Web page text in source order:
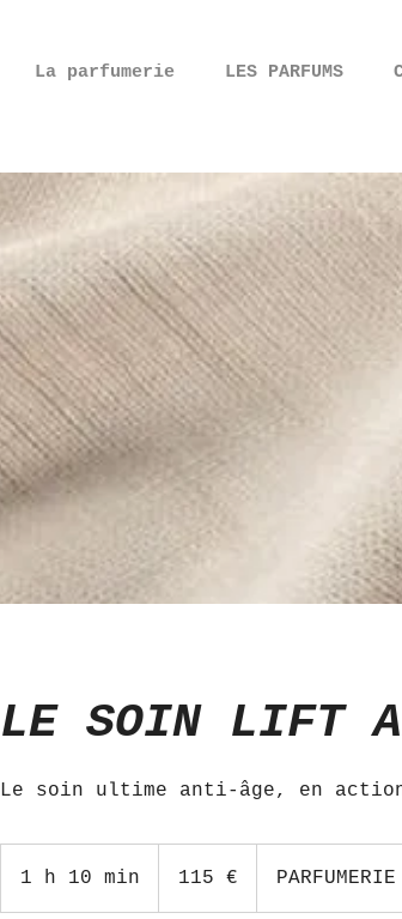
La parfumerie LES PARFUMS
LE SOIN LIFT
Le soin ultime anti-âge, en
1 h 10 min
1
115 €